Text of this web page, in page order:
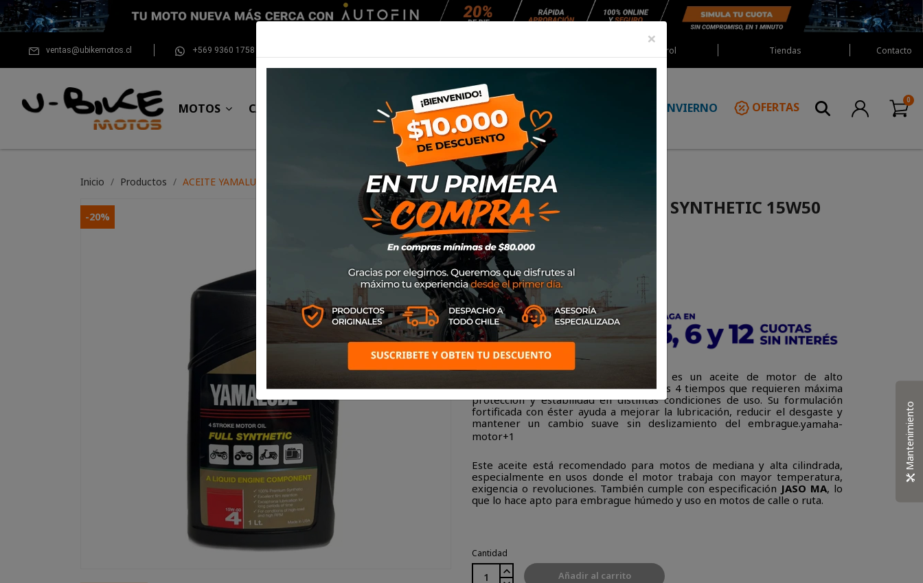
ventas@ubikemotos.cl +569 9360 1758 Red Castrol Tiendas Contacto
MOTOS CASCOS EQUIPAMIENTO NEUMÁTICOS MANTENCIÓN INVIERNO OFERTAS
Inicio Productos ACEITE YAMALUBE FULL SYNTHETIC 15W50
-20% ACEITE YAMALUBE FULL SYNTHETIC 15W50
SKU90793AY40200
$18.400 20% DE DESCUENTO
$23.000
es un aceite de motor de alto
desempeño diseñado para motocicletas 4 tiempos que requieren máxima
protección y estabilidad en distintas condiciones de uso. Su formulación
fortificada con éster ayuda a mejorar la lubricación, reducir el desgaste y
mantener un cambio suave sin deslizamiento del embrague.yamaha-
motor+1
Este aceite está recomendado para motos de mediana y alta cilindrada,
especialmente en usos donde el motor trabaja con mayor temperatura,
exigencia o revoluciones. También cumple con especificación JASO MA, lo
que lo hace apto para embrague húmedo y uso en motos de calle o ruta.
Cantidad
Añadir al carrito
×
Mantenimiento